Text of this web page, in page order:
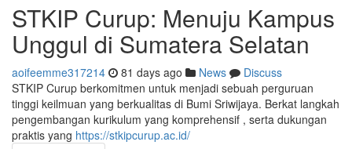
STKIP Curup: Menuju Kampus
Unggul di Sumatera Selatan
aoifeemme317214 81 days ago News
Discuss
STKIP Curup berkomitmen untuk menjadi sebuah perguruan
tinggi keilmuan yang berkualitas di Bumi Sriwijaya. Berkat langkah
pengembangan kurikulum yang komprehensif , serta dukungan
praktis yang https://stkipcurup.ac.id/